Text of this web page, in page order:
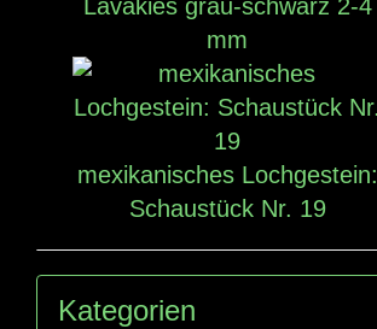
Lavakies grau-schwarz 2-4
mm
mexikanisches Lochgestein:
Schaustück Nr. 19
Kategorien